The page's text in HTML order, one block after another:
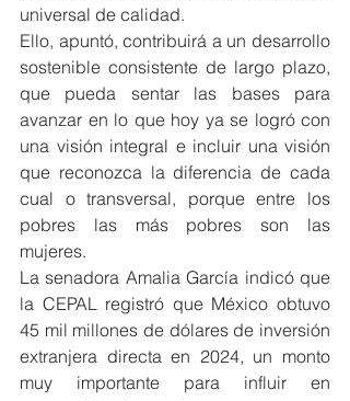
universal de calidad.
Ello, apuntó, contribuirá a un desarrollo
sostenible consistente de largo plazo,
que pueda sentar las bases para
avanzar en lo que hoy ya se logró con
una visión integral e incluir una visión
que reconozca la diferencia de cada
cual o transversal, porque entre los
pobres las más pobres son las
mujeres.
La senadora Amalia García indicó que
la CEPAL registró que México obtuvo
45 mil millones de dólares de inversión
extranjera directa en 2024, un monto
muy importante para influir en